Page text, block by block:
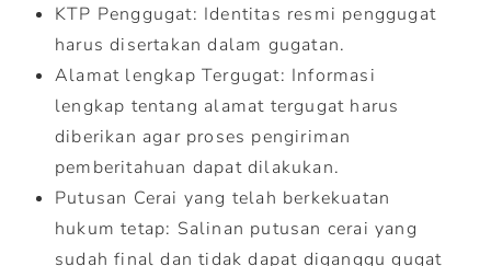
KTP Penggugat: Identitas resmi penggugat
harus disertakan dalam gugatan.
Alamat lengkap Tergugat: Informasi
lengkap tentang alamat tergugat harus
diberikan agar proses pengiriman
pemberitahuan dapat dilakukan.
Putusan Cerai yang telah berkekuatan
hukum tetap: Salinan putusan cerai yang
sudah final dan tidak dapat diganggu gugat